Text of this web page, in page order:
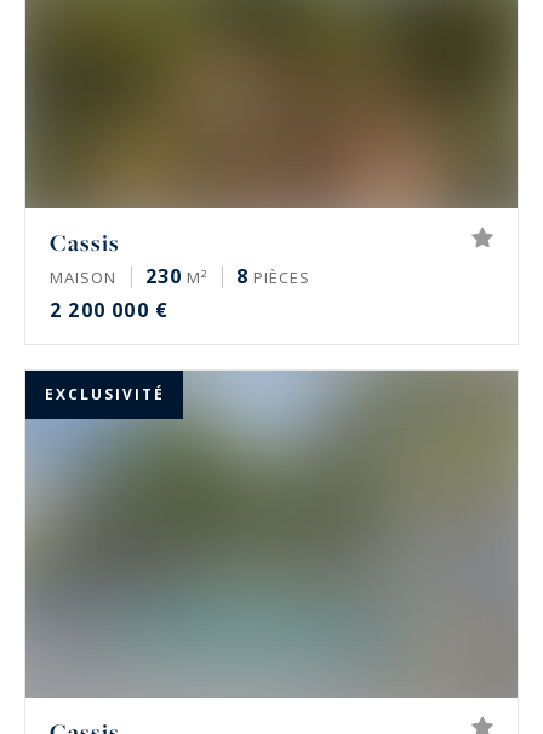
Cassis
MAISON 230 M² 8 PIÈCES
2 200 000 €
EXCLUSIVITÉ